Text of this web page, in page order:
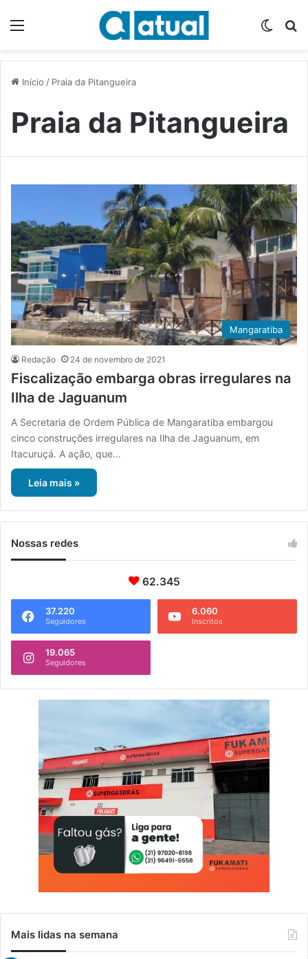
Início / Praia da Pitangueira
Praia da Pitangueira
Mangaratiba
Redação 24 de novembro de 2021
Fiscalização embarga obras irregulares na
Ilha de Jaguanum
A Secretaria de Ordem Pública de Mangaratiba embargou
cinco construções irregulares na Ilha de Jaguanum, em
Itacuruçá. A ação, que…
Leia mais »
Nossas redes
62.345
37.220
Seguidores
6.060
Inscritos
19.065
Seguidores
Mais lidas na semana